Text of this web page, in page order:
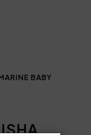
BABY